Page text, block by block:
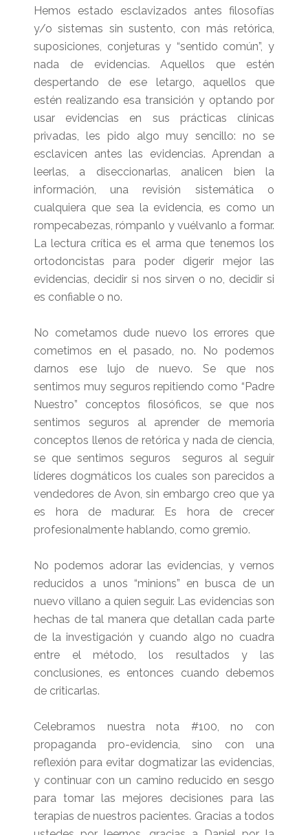
Hemos estado esclavizados antes filosofías
y/o sistemas sin sustento, con más retórica,
suposiciones, conjeturas y “sentido común”, y
nada de evidencias. Aquellos que estén
despertando de ese letargo, aquellos que
estén realizando esa transición y optando por
usar evidencias en sus prácticas clínicas
privadas, les pido algo muy sencillo: no se
esclavicen antes las evidencias. Aprendan a
leerlas, a diseccionarlas, analicen bien la
información, una revisión sistemática o
cualquiera que sea la evidencia, es como un
rompecabezas, rómpanlo y vuélvanlo a formar.
La lectura crítica es el arma que tenemos los
ortodoncistas para poder digerir mejor las
evidencias, decidir si nos sirven o no, decidir si
es confiable o no.
No cometamos dude nuevo los errores que
cometimos en el pasado, no. No podemos
darnos ese lujo de nuevo. Se que nos
sentimos muy seguros repitiendo como “Padre
Nuestro” conceptos filosóficos, se que nos
sentimos seguros al aprender de memoria
conceptos llenos de retórica y nada de ciencia,
se que sentimos seguros seguros al seguir
líderes dogmáticos los cuales son parecidos a
vendedores de Avon, sin embargo creo que ya
es hora de madurar. Es hora de crecer
profesionalmente hablando, como gremio.
No podemos adorar las evidencias, y vernos
reducidos a unos “minions” en busca de un
nuevo villano a quien seguir. Las evidencias son
hechas de tal manera que detallan cada parte
de la investigación y cuando algo no cuadra
entre el método, los resultados y las
conclusiones, es entonces cuando debemos
de criticarlas.
Celebramos nuestra nota #100, no con
propaganda pro-evidencia, sino con una
reflexión para evitar dogmatizar las evidencias,
y continuar con un camino reducido en sesgo
para tomar las mejores decisiones para las
terapias de nuestros pacientes. Gracias a todos